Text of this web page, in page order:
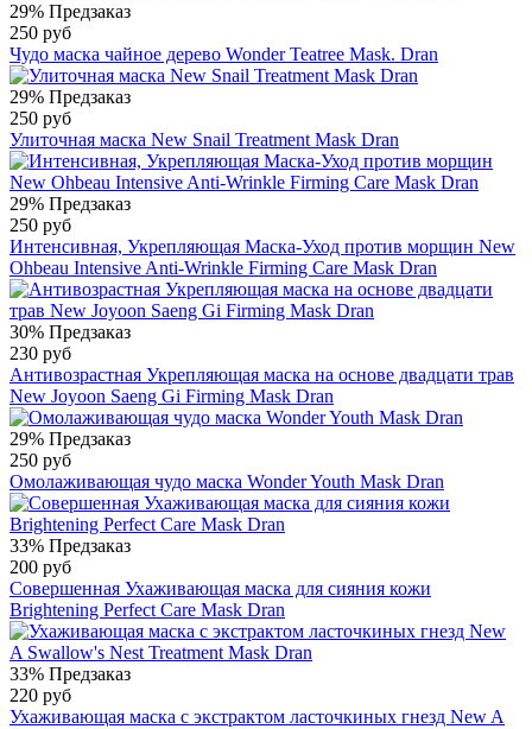
29% Предзаказ
250 руб
Чудо маска чайное дерево Wonder Teatree Mask. Dran
29% Предзаказ
250 руб
Улиточная маска New Snail Treatment Mask Dran
29% Предзаказ
250 руб
Интенсивная, Укрепляющая Маска-Уход против морщин New
Ohbeau Intensive Anti-Wrinkle Firming Care Mask Dran
30% Предзаказ
230 руб
Антивозрастная Укрепляющая маска на основе двадцати трав
New Joyoon Saeng Gi Firming Mask Dran
29% Предзаказ
250 руб
Омолаживающая чудо маска Wonder Youth Mask Dran
33% Предзаказ
200 руб
Совершенная Ухаживающая маска для сияния кожи
Brightening Perfect Care Mask Dran
33% Предзаказ
220 руб
Ухаживающая маска с экстрактом ласточкиных гнезд New A